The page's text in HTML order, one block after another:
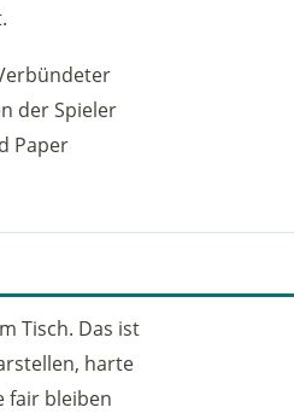
der Spieler
Paper
Tisch. Das ist
harte
fair bleiben